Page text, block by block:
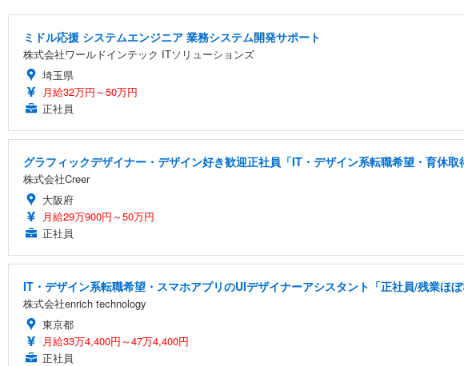
ミドル応援 システムエンジニア 業務システム開発サポート
株式会社ワールドインテック ITソリューションズ
埼玉県
月給32万円～50万円
正社員
グラフィックデザイナー・デザイン好き歓迎正社員「IT・デザイン系転職希望・育休
株式会社Creer
大阪府
月給29万900円～50万円
正社員
IT・デザイン系転職希望・スマホアプリのUIデザイナーアシスタント「正社員/残業ほ
株式会社enrich technology
東京都
月給33万4,400円～47万4,400円
正社員